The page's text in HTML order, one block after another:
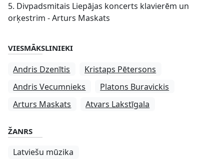
5. Divpadsmitais Liepājas koncerts klavierēm un
orķestrim - Arturs Maskats
VIESMĀKSLINIEKI
Andris Dzenītis
Kristaps Pētersons
Andris Vecumnieks
Platons Buravickis
Arturs Maskats
Atvars Lakstīgala
ŽANRS
Latviešu mūzika